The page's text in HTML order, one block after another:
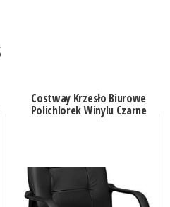
Costway Krzesło Biurowe
Polichlorek Winylu Czarne